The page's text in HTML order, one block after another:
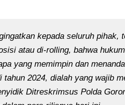
kepada seluruh pihak,
atau di-rolling, bahwa
yang memimpin dan
tahun 2024, dialah yang wajib
Ditreskrimsus Polda